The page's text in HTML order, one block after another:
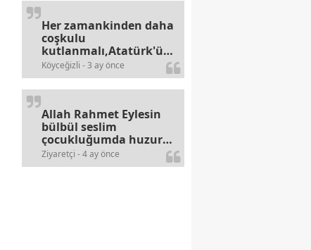
Köyceğizli - 3 ay önce
Her zamankinden daha
coşkulu
kutlanmalı,Atatürk'ün
bayramlarına olan
alerjileri bitmez,bahane
arayan illaki bulur.
Ziyaretçi - 4 ay önce
Allah Rahmet Eylesin
bülbül seslim
çocukluğumda huzur
olurdu evimize.
Ablamla bağıra bağıra